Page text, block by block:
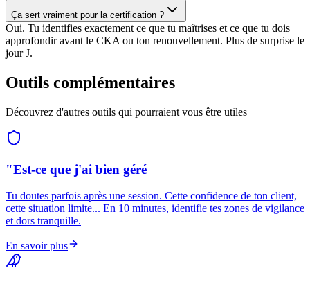
Ça sert vraiment pour la certification ?
Oui. Tu identifies exactement ce que tu maîtrises et ce que tu dois
approfondir avant le CKA ou ton renouvellement. Plus de surprise le
jour J.
Outils complémentaires
Découvrez d'autres outils qui pourraient vous être utiles
"Est-ce que j'ai bien géré
Tu doutes parfois après une session. Cette confidence de ton client,
cette situation limite... En 10 minutes, identifie tes zones de vigilance
et dors tranquille.
En savoir plus